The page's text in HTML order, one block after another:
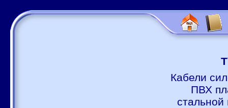
Кабели
ПВХ